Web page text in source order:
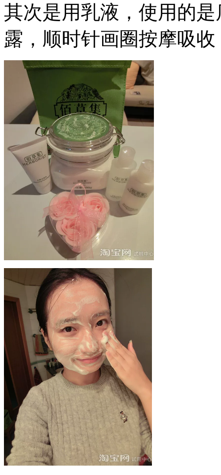
其次是用乳液，使用的
露，顺时针画圈按摩吸